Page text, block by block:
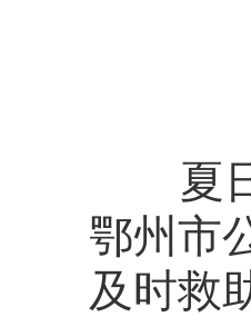
夏日
鄂州市
及时救